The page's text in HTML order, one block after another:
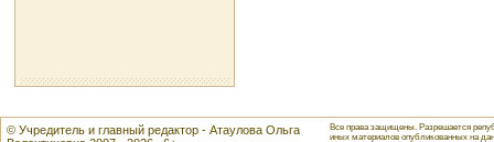
© Учредитель и главный редактор - Атаулова Ольга
Все права защищены. Разрешается
иных материалов опубликованных на